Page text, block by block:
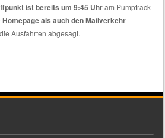
ist bereits um 9:45 Uhram Pumptrack
Homepage als auch den Mailverkehr
Ausfahrten abgesagt.